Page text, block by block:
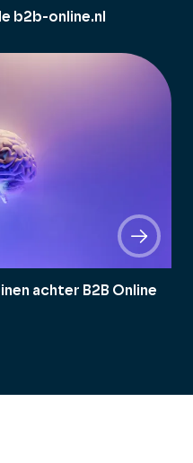
b2b-online.nl
achter B2B Online